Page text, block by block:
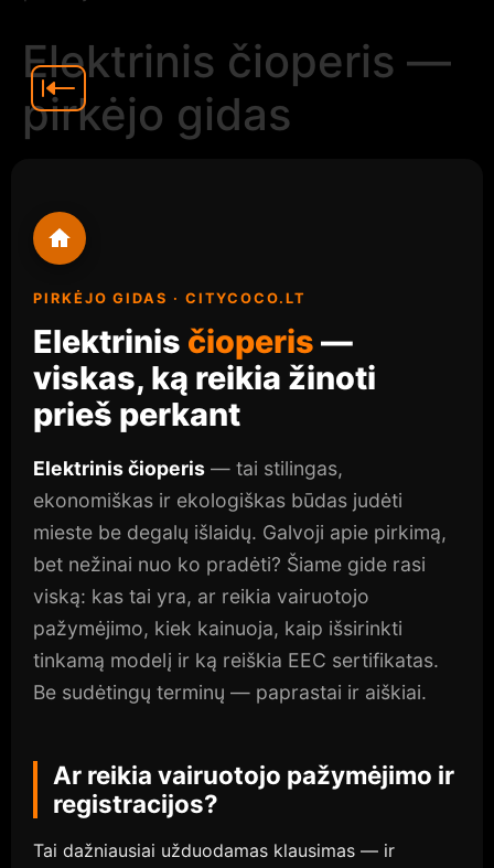
Elektrinis čioperis —
pirkėjo gidas
PIRKĖJO GIDAS · CITYCOCO.LT
Elektrinis čioperis —
viskas, ką reikia žinoti
prieš perkant
Elektrinis čioperis — tai stilingas,
ekonomiškas ir ekologiškas būdas judėti
mieste be degalų išlaidų. Galvoji apie pirkimą,
bet nežinai nuo ko pradėti? Šiame gide rasi
viską: kas tai yra, ar reikia vairuotojo
pažymėjimo, kiek kainuoja, kaip išsirinkti
tinkamą modelį ir ką reiškia EEC sertifikatas.
Be sudėtingų terminų — paprastai ir aiškiai.
Ar reikia vairuotojo pažymėjimo ir
registracijos?
Tai dažniausiai užduodamas klausimas — ir